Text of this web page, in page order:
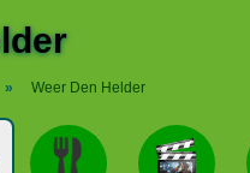
» Weer Den Helder